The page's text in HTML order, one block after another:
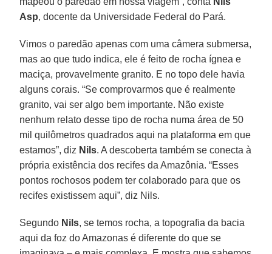
Asp, docente da Universidade Federal do Pará.
Vimos o paredão apenas com uma câmera submersa,
mas ao que tudo indica, ele é feito de rocha ígnea e
maciça, provavelmente granito. E no topo dele havia
alguns corais. “Se comprovarmos que é realmente
granito, vai ser algo bem importante. Não existe
nenhum relato desse tipo de rocha numa área de 50
mil quilômetros quadrados aqui na plataforma em que
estamos”, diz Nils. A descoberta também se conecta à
própria existência dos recifes da Amazônia. “Esses
pontos rochosos podem ter colaborado para que os
recifes existissem aqui”, diz Nils.
Segundo Nils, se temos rocha, a topografia da bacia
aqui da foz do Amazonas é diferente do que se